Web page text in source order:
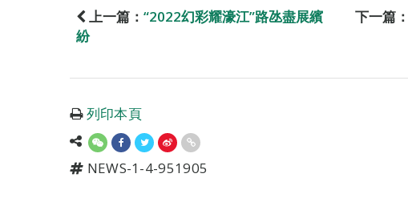
上一篇： “2022幻彩耀濠江”路氹盡展繽
紛
下一篇：
列印本頁
NEWS-1-4-951905